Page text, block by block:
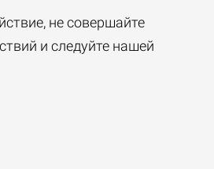
не совершайте
и следуйте нашей